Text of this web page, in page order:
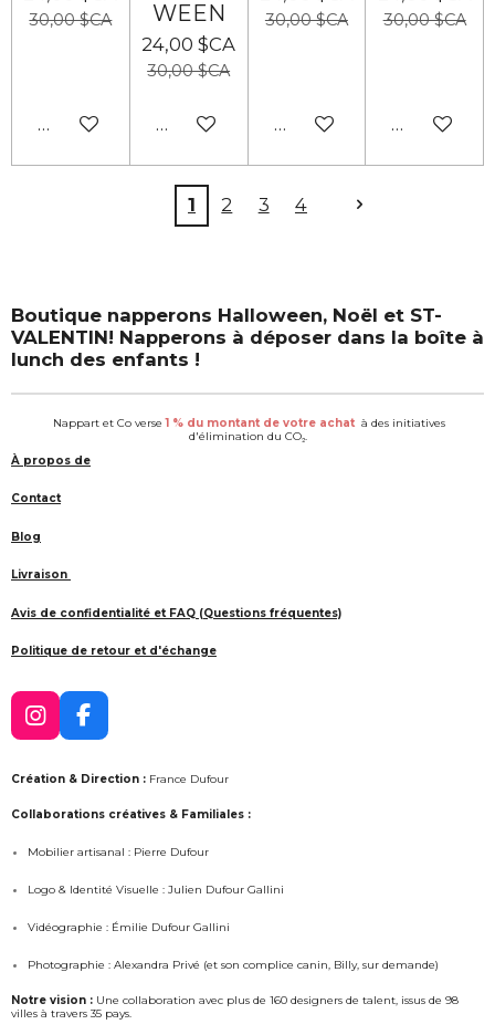
30,00 $CA
Ajouter au panier
WEEN
24,00 $CA
30,00 $CA
Ajouter au panier
30,00 $CA
Ajouter au panier
30,00 $CA
Ajouter au
1 2 3 4
Boutique napperons Halloween, Noël et ST-
VALENTIN! Napperons à déposer dans la boîte à
lunch des enfants !
Nappart et Co verse1 % du montant de votre achat à des initiatives
d'élimination du CO₂.
À propos de
Contact
Blog
Livraison
Avis de confidentialité et FAQ (Questions fréquentes)
Politique de retour et d'échange
I
n
s
a
r
m
F
a
c
b
o
Création & Direction : France Dufour
Collaborations créatives & Familiales :
Mobilier artisanal : Pierre Dufour
Logo & Identité Visuelle : Julien Dufour Gallini
Vidéographie : Émilie Dufour Gallini
Photographie : Alexandra Privé (et son complice canin, Billy, sur demande)
Notre vision : Une collaboration avec plus de 160 designers de talent, issus de 98
villes à travers 35 pays.